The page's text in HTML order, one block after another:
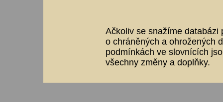
Ačkoliv se snažíme databázi
o chráněných a ohrožených
podmínkách ve slovnících
všechny změny a doplňky.